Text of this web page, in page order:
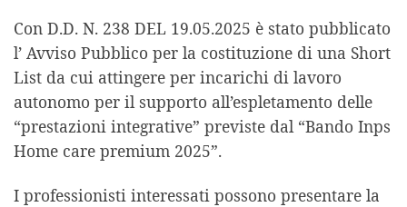
Con D.D. N. 238 DEL 19.05.2025 è stato pubblicato
l’ Avviso Pubblico per la costituzione di una Short
List da cui attingere per incarichi di lavoro
autonomo per il supporto all’espletamento delle
“prestazioni integrative” previste dal “Bando Inps
Home care premium 2025”.
I professionisti interessati possono presentare la